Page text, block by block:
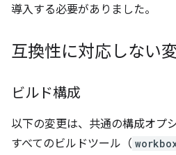
導入する必要がありました。
互換性に対応しない
ビルド構成
以下の変更は、共通の構成オプ
すべてのビルドツール（